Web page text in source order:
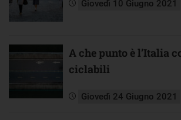
Giovedì 10 Giugno 2021
A che punto è l’Italia
ciclabili
Giovedì 24 Giugno 2021